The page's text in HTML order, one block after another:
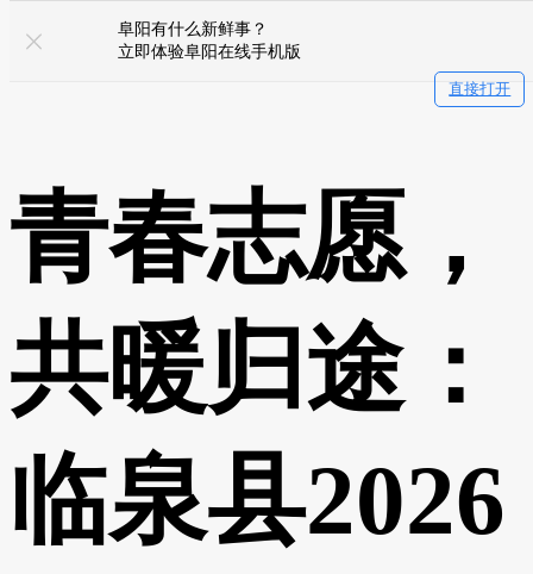
阜阳有什么新鲜事？
立即体验阜阳在线手机版
直接打开
青春志愿，
共暖归途：
临泉县2026